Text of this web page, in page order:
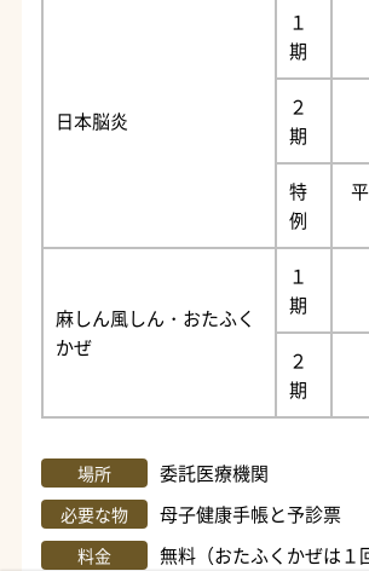
日本脳炎
１
期
２
期
特
例
麻しん風しん・おたふく
かぜ
１
期
２
期
場所 委託医療機関
必要な物 母子健康手帳と予診票
料金 無料（おたふくかぜは１